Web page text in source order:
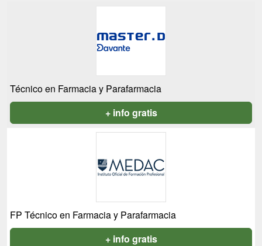
Técnico en Farmacia y Parafarmacia
+ info gratis
FP Técnico en Farmacia y Parafarmacia
+ info gratis